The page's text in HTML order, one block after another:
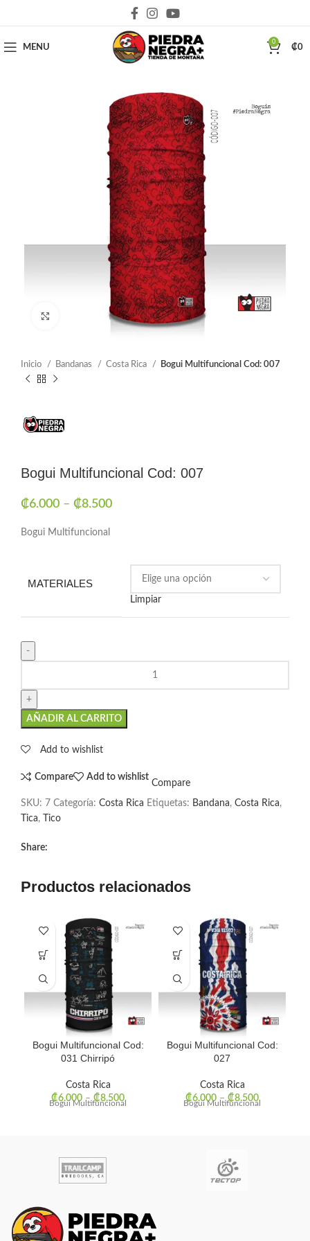
MENU
0
₡0
Click to enlarge
Inicio Bandanas Costa Rica Bogui Multifuncional Cod: 007
Bogui Multifuncional Cod: 007
₡6.000 – ₡8.500
Bogui Multifuncional
MATERIALES
Limpiar
AÑADIR AL CARRITO
Add to wishlist
Compare Add to wishlist
Compare
SKU: 7 Categoría: Costa Rica Etiquetas: Bandana, Costa Rica,
Tica, Tico
Share:
Productos relacionados
Bogui Multifuncional Cod:
031 Chirripó
Costa Rica
₡6.000 –₡8.500
Bogui Multifuncional
Bogui Multifuncional Cod:
027
Costa Rica
₡6.000 –₡8.500
Bogui Multifuncional
Deja que la montaña sea parte de tu vida